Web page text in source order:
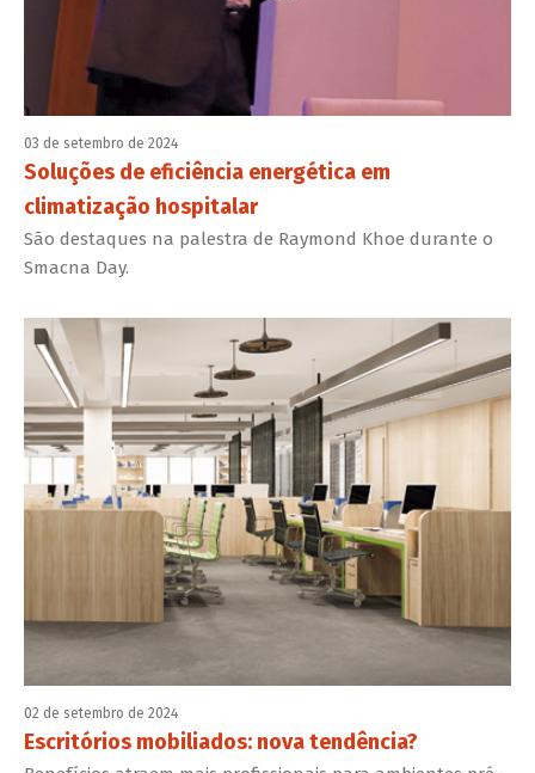
03 de setembro de 2024
Soluções de eficiência energética em
climatização hospitalar
São destaques na palestra de Raymond Khoe durante o
Smacna Day.
02 de setembro de 2024
Escritórios mobiliados: nova tendência?